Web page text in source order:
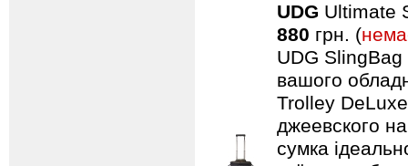
UDG Ultimate
880 грн. (
UDG SlingBag
вашого
Trolley DeLuxe
джеевского
сумка